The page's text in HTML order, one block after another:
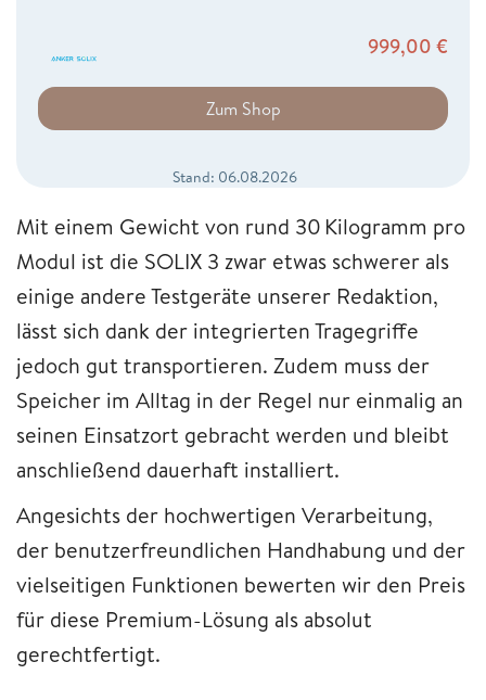
999,00 €
Zum Shop
Stand: 06.08.2026
Mit einem Gewicht von rund 30 Kilogramm pro
Modul ist die SOLIX 3 zwar etwas schwerer als
einige andere Testgeräte unserer Redaktion,
lässt sich dank der integrierten Tragegriffe
jedoch gut transportieren. Zudem muss der
Speicher im Alltag in der Regel nur einmalig an
seinen Einsatzort gebracht werden und bleibt
anschließend dauerhaft installiert.
Angesichts der hochwertigen Verarbeitung,
der benutzerfreundlichen Handhabung und der
vielseitigen Funktionen bewerten wir den Preis
für diese Premium-Lösung als absolut
gerechtfertigt.